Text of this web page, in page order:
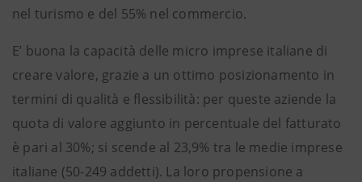
nel turismo e del 55% nel commercio.
E’ buona la capacità delle micro imprese italiane di
creare valore, grazie a un ottimo posizionamento in
termini di qualità e flessibilità: per queste aziende la
quota di valore aggiunto in percentuale del fatturato
è pari al 30%; si scende al 23,9% tra le medie imprese
italiane (50-249 addetti). La loro propensione a